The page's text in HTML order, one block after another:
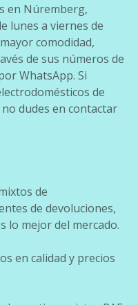
en Núremberg,
lunes a viernes de
comodidad,
de sus números de
WhatsApp. Si
de
dudes en contactar
de
de devoluciones,
lo mejor del mercado.
en calidad y precios